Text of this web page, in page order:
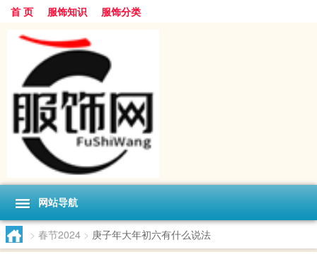
首 页 服饰知识 服饰分类
网站导航
> 春节2024 > 庚子年大年初六有什么说法